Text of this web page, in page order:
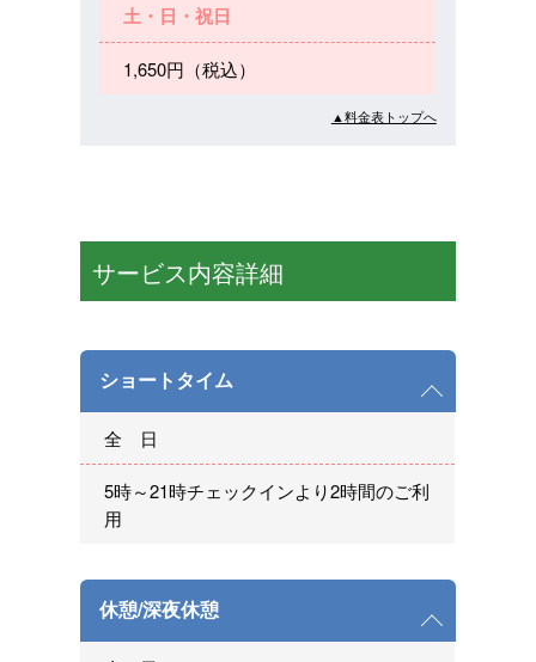
土・日・祝日
1,650円（税込）
▲料金表トップへ
サービス内容詳細
ショートタイム
全 日
5時～21時チェックインより2時間のご利
用
休憩/深夜休憩